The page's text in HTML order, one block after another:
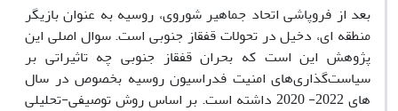
بعد از فروپاشی اتحاد جماهیر شوروی، روسیه به عنوان بازیگر
منطقه ای، دخیل در تحولات قفقاز جنوبی است. سوال اصلی این
پژوهش این است که بحران قفقاز جنوبی چه تاثیراتی بر
سیاست‌گذاری‌های امنیت فدراسیون روسیه بخصوص در سال
های 2022- 2020 داشته است. بر اساس روش توصیفی-تحلیلی